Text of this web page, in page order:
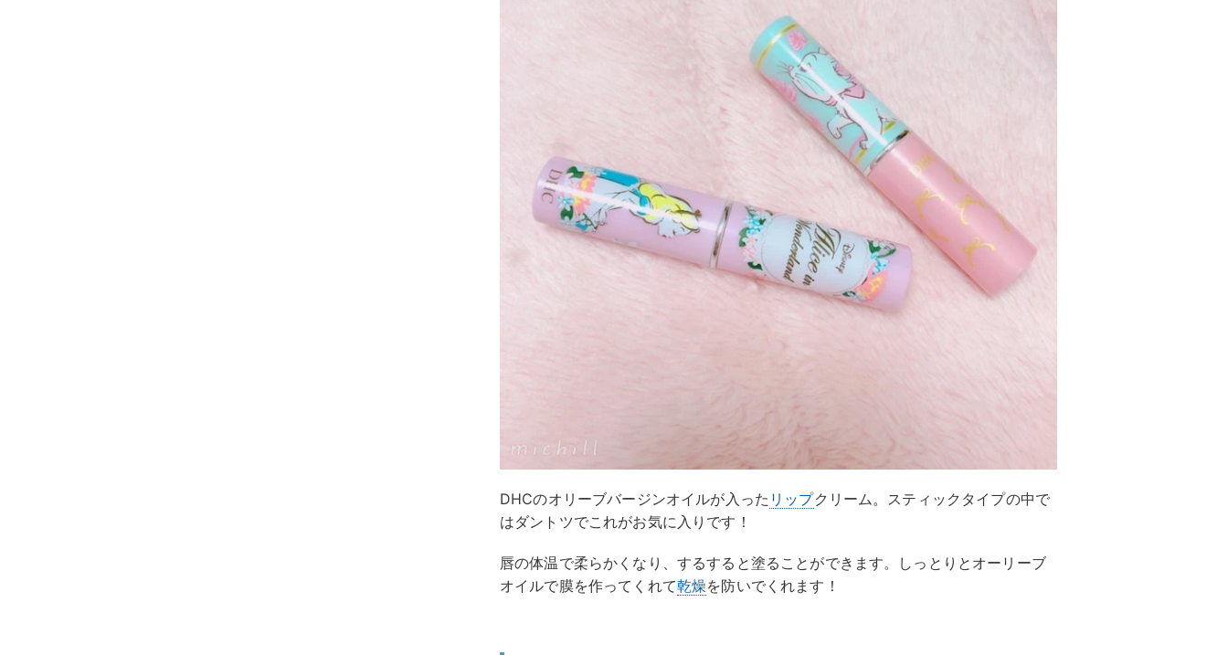
DHCのオリーブバージンオイルが入った リップクリーム。スティックタイプの中で
はダントツでこれがお気に入りです！
唇の体温で柔らかくなり、するすると塗ることができます。しっとりとオーリーブ
オイルで膜を作ってくれて乾燥を防いでくれます！